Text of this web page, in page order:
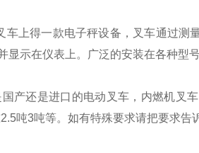
车上得一款电子秤设备，叉车通过测
示在仪表上。广泛的安装在各种型
产还是进口的电动叉车，内燃机叉
吨3吨等。如有特殊要求请把要求告